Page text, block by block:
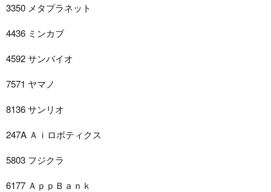
3350 メタプラネット
4436 ミンカブ
4592 サンバイオ
7571 ヤマノ
8136 サンリオ
247A Ａｉロボティクス
5803 フジクラ
6177 ＡｐｐＢａｎｋ